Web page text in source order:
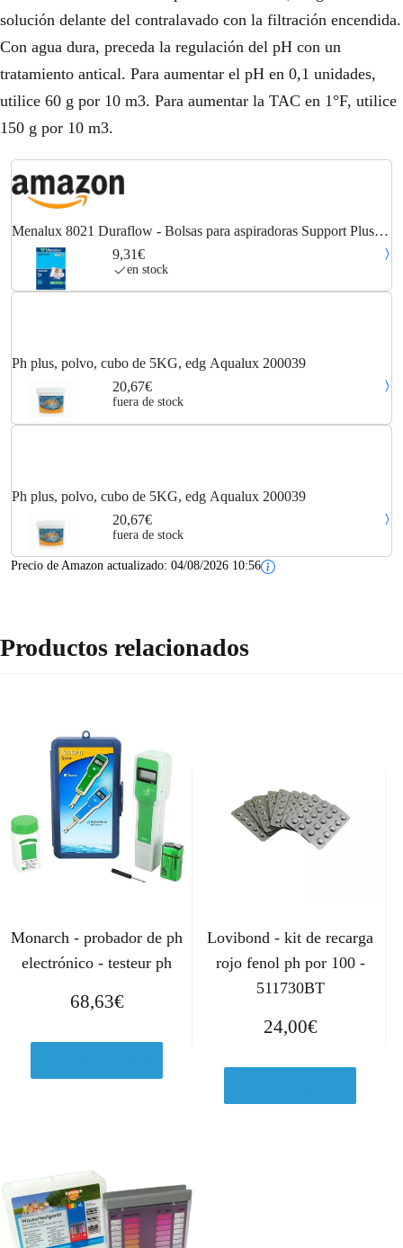
solución delante del contralavado con la filtración encendida.
Con agua dura, preceda la regulación del pH con un
tratamiento antical. Para aumentar el pH en 0,1 unidades,
utilice 60 g por 10 m3. Para aumentar la TAC en 1°F, utilice
150 g por 10 m3.
Menalux 8021 Duraflow - Bolsas para aspiradoras Support Plus (5
unidades)
9,31€
en stock
Ph plus, polvo, cubo de 5KG, edg Aqualux 200039
20,67€
fuera de stock
Ph plus, polvo, cubo de 5KG, edg Aqualux 200039
20,67€
fuera de stock
Precio de Amazon actualizado: 04/08/2026 10:56
Productos relacionados
Monarch - probador de ph
electrónico - testeur ph
68,63€
Lovibond - kit de recarga
rojo fenol ph por 100 -
511730BT
24,00€